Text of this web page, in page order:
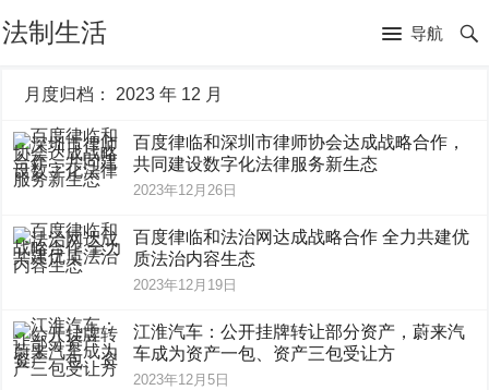
法制生活 导航
月度归档： 2023 年 12 月
百度律临和深圳市律师协会达成战略合作，
共同建设数字化法律服务新生态
2023年12月26日
百度律临和法治网达成战略合作 全力共建优
质法治内容生态
2023年12月19日
江淮汽车：公开挂牌转让部分资产，蔚来汽
车成为资产一包、资产三包受让方
2023年12月5日